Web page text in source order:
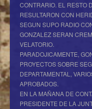
CONTRARIO. EL RESTO
RESULTARON CON
SEGUN SUPO RADIO
GONZALEZ SERAN
VELATORIO.
PARADOJICAMENTE,
PROYECTOS SOBRE
DEPARTAMENTAL,
APROBADOS.
EN LA MAÑANA DE
PRESIDENTE DE LA